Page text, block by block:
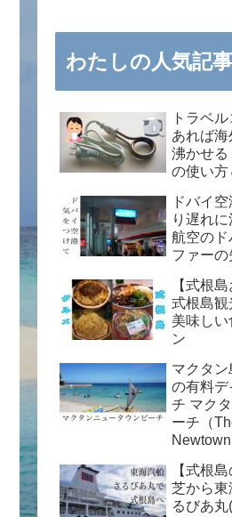
わたしの人気記事
トラベ
あれば
沸かせる
の使い方
ドバイ
り遅れ
航空のド
ファーの
【式根
式根島観
美味しい
ン
マクタ
の有料デ
チ マク
ーチ（
Newtown
【式根
芝から東
るびあ